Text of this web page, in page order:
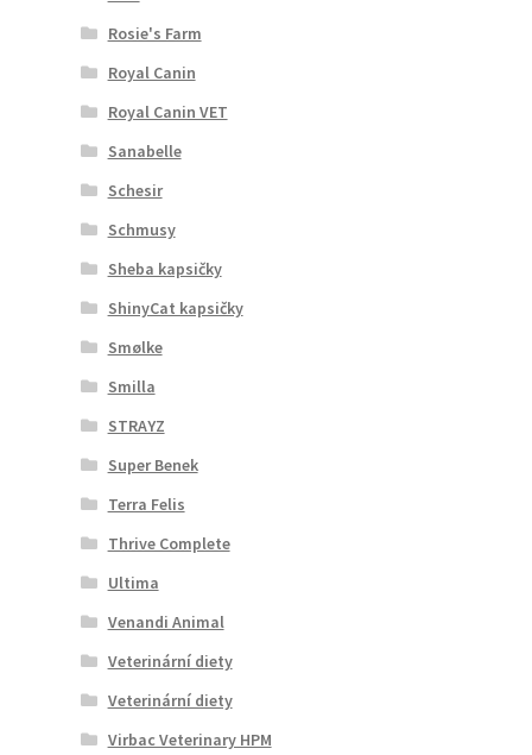
Rosie's Farm
Royal Canin
Royal Canin VET
Sanabelle
Schesir
Schmusy
Sheba kapsičky
ShinyCat kapsičky
Smølke
Smilla
STRAYZ
Super Benek
Terra Felis
Thrive Complete
Ultima
Venandi Animal
Veterinární diety
Veterinární diety
Virbac Veterinary HPM